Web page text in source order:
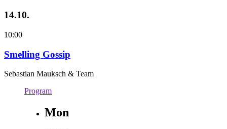
14.10.
10:00
Smelling Gossip
Sebastian Mauksch & Team
Program
Mon